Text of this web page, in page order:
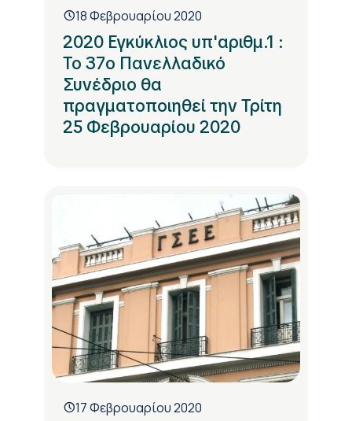
18 Φεβρουαρίου 2020
2020 Εγκύκλιος υπ'αριθμ.1 :
Το 37ο Πανελλαδικό
Συνέδριο θα
πραγματοποιηθεί την Τρίτη
25 Φεβρουαρίου 2020
17 Φεβρουαρίου 2020